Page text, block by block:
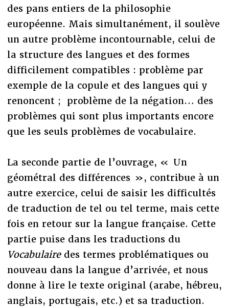
des pans entiers de la philosophie
européenne. Mais simultanément, il soulève
un autre problème incontournable, celui de
la structure des langues et des formes
difficilement compatibles : problème par
exemple de la copule et des langues qui y
renoncent ; problème de la négation… des
problèmes qui sont plus importants encore
que les seuls problèmes de vocabulaire.
La seconde partie de l’ouvrage, « Un
géométral des différences », contribue à un
autre exercice, celui de saisir les difficultés
de traduction de tel ou tel terme, mais cette
fois en retour sur la langue française. Cette
partie puise dans les traductions du
Vocabulairedes termes problématiques ou
nouveau dans la langue d’arrivée, et nous
donne à lire le texte original (arabe, hébreu,
anglais, portugais, etc.) et sa traduction.